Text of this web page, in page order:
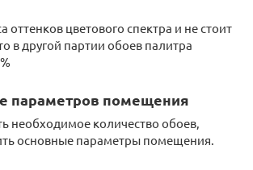
оттенков цветового спектра и не стоит
в другой партии обоев палитра
параметров помещения
необходимое количество обоев,
основные параметры помещения.